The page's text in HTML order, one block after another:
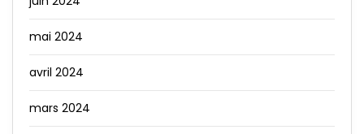
mai 2024
avril 2024
mars 2024